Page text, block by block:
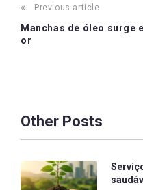
Post
navigation
Previous article
Manchas de óleo surge
or
Other Posts